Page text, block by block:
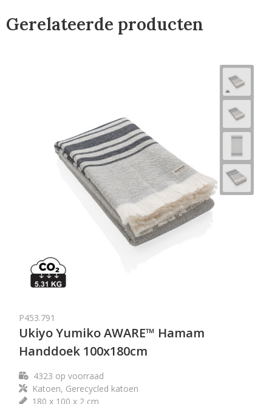
Gerelateerde producten
P453.791
Ukiyo Yumiko AWARE™ Hamam
Handdoek 100x180cm
4323 op voorraad
Katoen, Gerecycled katoen
180 x 100 x 2 cm